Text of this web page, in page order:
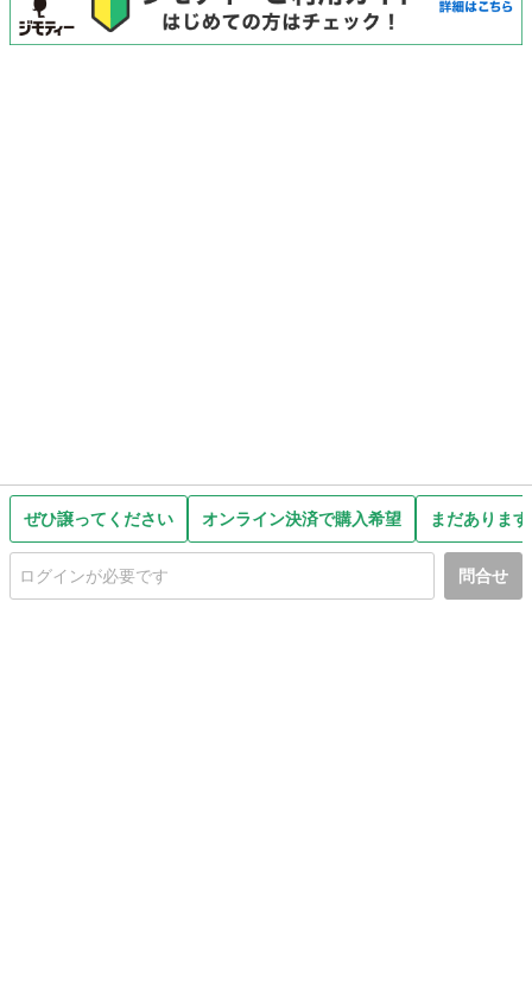
ぜひ譲ってください オンライン決済で購入希望 まだありま
問合せ